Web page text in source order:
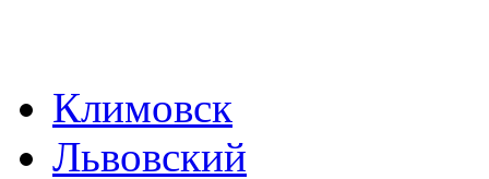
Климовск
Львовский